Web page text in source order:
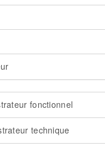
fonctionnel
technique